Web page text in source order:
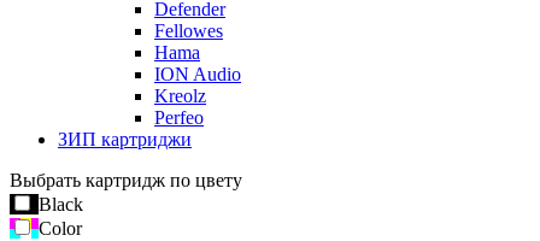
Defender
Fellowes
Hama
ION Audio
Kreolz
Perfeo
ЗИП картриджи
Выбрать картридж по цвету
Black
Color